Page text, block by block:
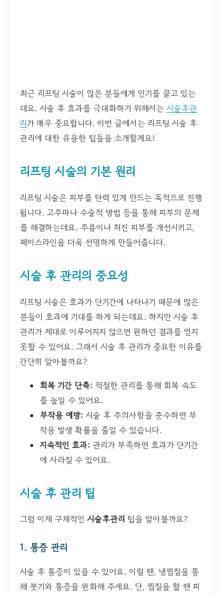
최근 리프팅 시술이 많은 분들에게 인기를 끌고 있는
데요. 시술 후 효과를 극대화하기 위해서는 시술후관
리가 매우 중요합니다. 이번 글에서는 리프팅 시술 후
관리에 대한 유용한 팁들을 소개할게요!
리프팅 시술의 기본 원리
리프팅 시술은 피부를 탄력 있게 만드는 목적으로 진행
됩니다. 고주파나 수술적 방법 등을 통해 피부의 문제
를 해결하는데요. 주름이나 처진 피부를 개선시키고,
페이스라인을 더욱 선명하게 만들어줍니다.
시술 후 관리의 중요성
리프팅 시술은 효과가 단기간에 나타나기 때문에 많은
분들이 효과에 기대를 하게 되는데요. 하지만 시술 후
관리가 제대로 이루어지지 않으면 원하던 결과를 얻지
못할 수 있어요. 그래서 시술 후 관리가 중요한 이유를
간단히 알아볼까요?
회복 기간 단축: 적절한 관리를 통해 회복 속도
를 높일 수 있어요.
부작용 예방: 시술 후 주의사항을 준수하면 부
작용 발생 확률을 줄일 수 있습니다.
지속적인 효과: 관리가 부족하면 효과가 단기간
에 사라질 수 있어요.
시술 후 관리 팁
그럼 이제 구체적인 시술후관리 팁을 알아볼까요?
1. 통증 관리
시술 후 통증이 있을 수 있어요. 이럴 땐, 냉찜질을 통
해 붓기와 통증을 완화해 주세요. 단, 찜질을 할 땐 피